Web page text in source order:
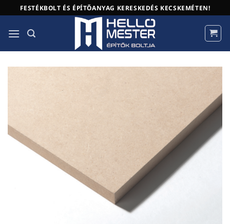
to
content
FESTÉKBOLT ÉS ÉPÍTŐANYAG KERESKEDÉS KECSKEMÉTEN!